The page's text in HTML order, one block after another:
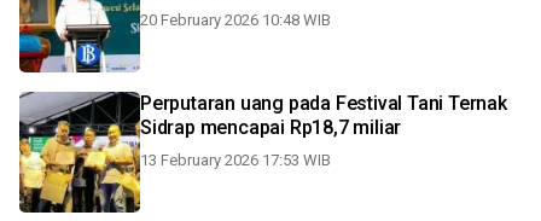
20 February 2026 10:48 WIB
Perputaran uang pada Festival Tani Ternak
Sidrap mencapai Rp18,7 miliar
13 February 2026 17:53 WIB